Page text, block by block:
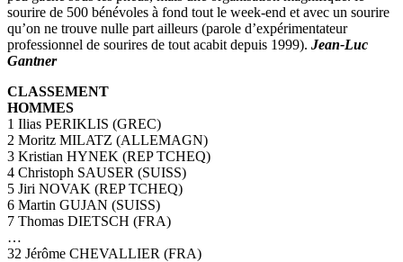
sourire de 500 bénévoles à fond tout le week-end et avec un sourire
qu’on ne trouve nulle part ailleurs (parole d’expérimentateur
professionnel de sourires de tout acabit depuis 1999). Jean-Luc
Gantner
CLASSEMENT
HOMMES
1 Ilias PERIKLIS (GREC)
2 Moritz MILATZ (ALLEMAGN)
3 Kristian HYNEK (REP TCHEQ)
4 Christoph SAUSER (SUISS)
5 Jiri NOVAK (REP TCHEQ)
6 Martin GUJAN (SUISS)
7 Thomas DIETSCH (FRA)
…
32 Jérôme CHEVALLIER (FRA)